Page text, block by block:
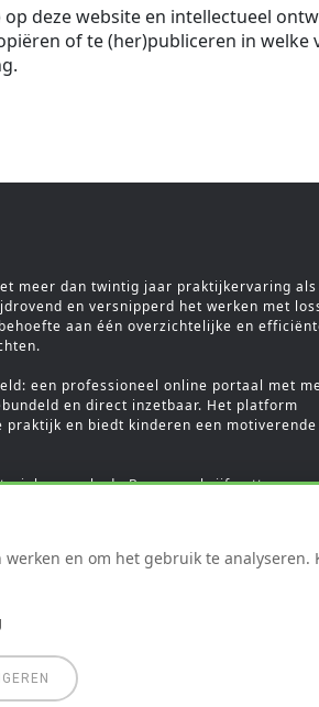
deze website en intellectueel
of te (her)publiceren in
meer dan twintig jaar praktijkervaring als
en versnipperd het werken met
aan één overzichtelijke en
een professioneel online portaal met
en direct inzetbaar. Het platform
en biedt kinderen een motiverende
zoals de Beweegschrijfmatten en
bundelt jarenlange praktijkkennis in één
en om het gebruik te